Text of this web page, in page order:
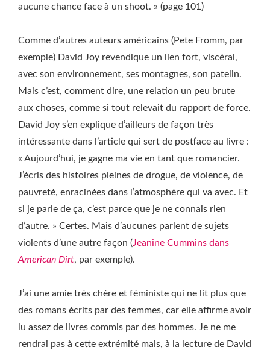
aucune chance face à un shoot. » (page 101)
Comme d’autres auteurs américains (Pete Fromm, par
exemple) David Joy revendique un lien fort, viscéral,
avec son environnement, ses montagnes, son patelin.
Mais c’est, comment dire, une relation un peu brute
aux choses, comme si tout relevait du rapport de force.
David Joy s’en explique d’ailleurs de façon très
intéressante dans l’article qui sert de postface au livre :
« Aujourd’hui, je gagne ma vie en tant que romancier.
J’écris des histoires pleines de drogue, de violence, de
pauvreté, enracinées dans l’atmosphère qui va avec. Et
si je parle de ça, c’est parce que je ne connais rien
d’autre. » Certes. Mais d’aucunes parlent de sujets
violents d’une autre façon (Jeanine Cummins dans
American Dirt, par exemple).
J’ai une amie très chère et féministe qui ne lit plus que
des romans écrits par des femmes, car elle affirme avoir
lu assez de livres commis par des hommes. Je ne me
rendrai pas à cette extrémité mais, à la lecture de David